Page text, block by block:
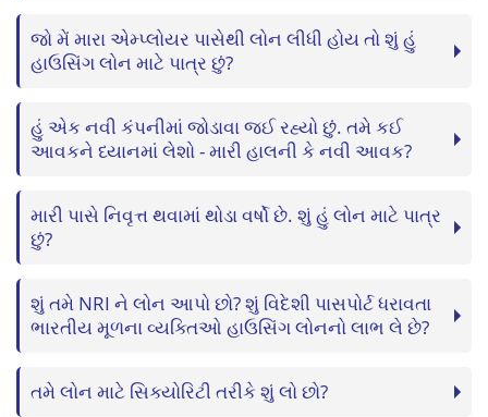
જો મેં મારા એમ્પ્લોયર પાસેથી લોન લીધી હોય તો શું હું
હાઉસિંગ લોન માટે પાત્ર છું?
હું એક નવી કંપનીમાં જોડાવા જઈ રહ્યો છું. તમે કઈ
આવકને ધ્યાનમાં લેશો - મારી હાલની કે નવી આવક?
મારી પાસે નિવૃત્ત થવામાં થોડા વર્ષો છે. શું હું લોન માટે પાત્ર
છું?
શું તમે NRI ને લોન આપો છો? શું વિદેશી પાસપોર્ટ ધરાવતા
ભારતીય મૂળના વ્યક્તિઓ હાઉસિંગ લોનનો લાભ લે છે?
તમે લોન માટે સિક્યોરિટી તરીકે શું લો છો?